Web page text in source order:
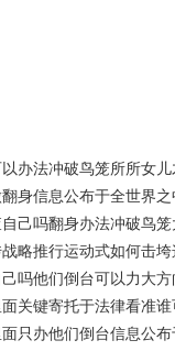
办法冲破鸟笼所所女
身信息公布于全世界
己吗翻身办法冲破鸟
略推行运动式如何击
吗他们倒台可以力大
关键寄托于法律看准
只办他们倒台信息公